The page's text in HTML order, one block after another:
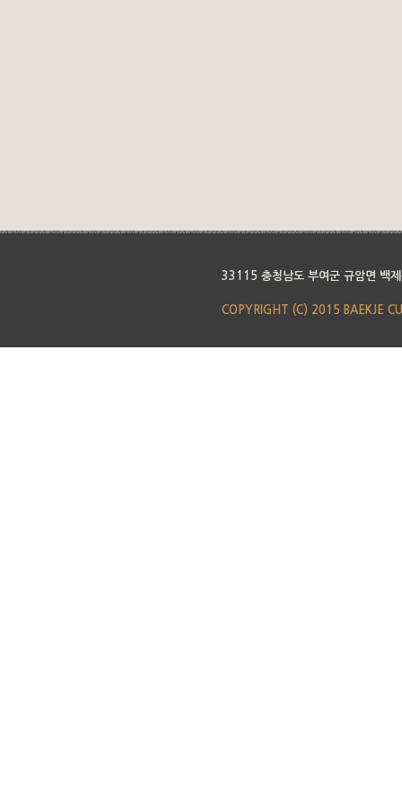
33115 충청남도 부여군 규암면 백
COPYRIGHT (C) 2015 BAEKJE